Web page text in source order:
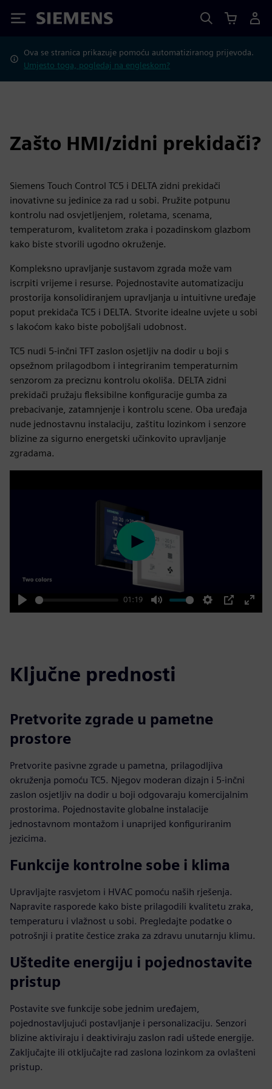
Siemens
Ova se stranica prikazuje pomoću automatiziranog prijevoda.
Umjesto toga, pogledaj na engleskom?
Zašto HMI/zidni prekidači?
Siemens Touch Control TC5 i DELTA zidni prekidači
inovativne su jedinice za rad u sobi. Pružite potpunu
kontrolu nad osvjetljenjem, roletama, scenama,
temperaturom, kvalitetom zraka i pozadinskom glazbom
kako biste stvorili ugodno okruženje.
Kompleksno upravljanje sustavom zgrada može vam
iscrpiti vrijeme i resurse. Pojednostavite automatizaciju
prostorija konsolidiranjem upravljanja u intuitivne uređaje
poput prekidača TC5 i DELTA. Stvorite idealne uvjete u sobi
s lakoćom kako biste poboljšali udobnost.
TC5 nudi 5-inčni TFT zaslon osjetljiv na dodir u boji s
opsežnom prilagodbom i integriranim temperaturnim
senzorom za preciznu kontrolu okoliša. DELTA zidni
prekidači pružaju fleksibilne konfiguracije gumba za
prebacivanje, zatamnjenje i kontrolu scene. Oba uređaja
nude jednostavnu instalaciju, zaštitu lozinkom i senzore
blizine za sigurno energetski učinkovito upravljanje
zgradama.
Play
01:19
Mute Settings
PIP
Enter
Play
Ključne prednosti
Pretvorite zgrade u pametne
prostore
Pretvorite pasivne zgrade u pametna, prilagodljiva
okruženja pomoću TC5. Njegov moderan dizajn i 5-inčni
zaslon osjetljiv na dodir u boji odgovaraju komercijalnim
prostorima. Pojednostavite globalne instalacije
jednostavnom montažom i unaprijed konfiguriranim
jezicima.
Funkcije kontrolne sobe i klima
Upravljajte rasvjetom i HVAC pomoću naših rješenja.
Napravite rasporede kako biste prilagodili kvalitetu zraka,
temperaturu i vlažnost u sobi. Pregledajte podatke o
potrošnji i pratite čestice zraka za zdravu unutarnju klimu.
Uštedite energiju i pojednostavite
pristup
Postavite sve funkcije sobe jednim uređajem,
pojednostavljujući postavljanje i personalizaciju. Senzori
blizine aktiviraju i deaktiviraju zaslon radi uštede energije.
Zaključajte ili otključajte rad zaslona lozinkom za ovlašteni
pristup.